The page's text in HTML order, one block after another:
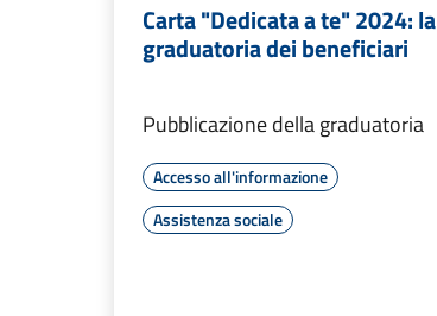
Carta "Dedicata a te" 2024: la
graduatoria dei beneficiari
Pubblicazione della graduatoria
Accesso all'informazione
Assistenza sociale